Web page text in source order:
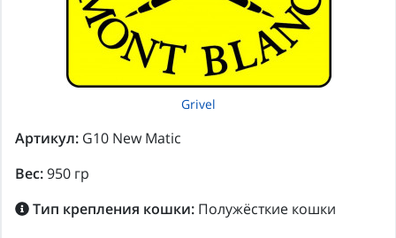
Grivel
Артикул: G10 New Matic
Вес:950 гр
Тип крепления кошки: Полужёсткие кошки